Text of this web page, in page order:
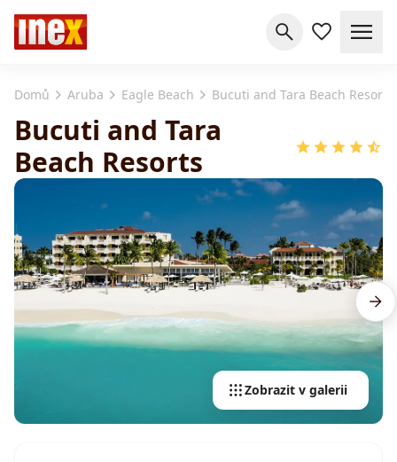
Domů Aruba Eagle Beach Bucuti and Tara Beach Resorts
Bucuti and Tara
Beach Resorts
Zobrazit v galerii